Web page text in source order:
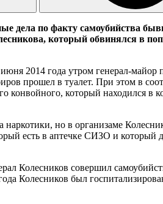
дела по факту самоубийства
который обвинялся в
2014 года утром генерал-майор
прошел в туалет. При этом в
конвойного, который находился
наркотики, но в организаме
есть в аптечке СИЗО и
Колесников совершил
Колесников был